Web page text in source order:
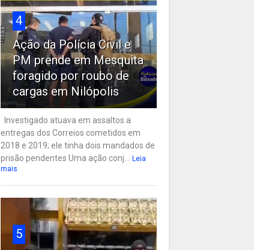
4
Ação da Polícia Civil e
PM prende em Mesquita
foragido por roubo de
cargas em Nilópolis
Investigado atuava em assaltos a
entregas dos Correios cometidos em
2018 e 2019; ele tinha dois mandados de
prisão pendentes Uma ação conj... Leia
mais
5